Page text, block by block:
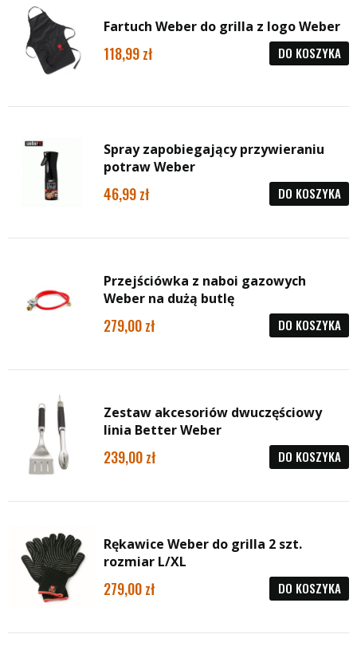
Fartuch Weber do grilla z logo Weber
118,99 DO KOSZYKA
Spray zapobiegający przywieraniu
potraw Weber
46,99 DO KOSZYKA
Przejściówka z naboi gazowych
Weber na dużą butlę
279,00 DO KOSZYKA
Zestaw akcesoriów dwuczęściowy
linia Better Weber
239,00 DO KOSZYKA
Rękawice Weber do grilla 2 szt.
rozmiar L/XL
279,00 DO KOSZYKA